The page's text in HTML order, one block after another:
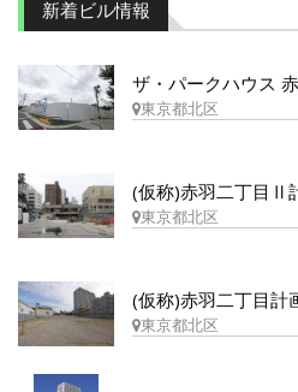
新着ビル情報
ザ・パークハウス
東京都北区
(仮称)赤羽二丁目Ⅱ
東京都北区
(仮称)赤羽二丁目計
東京都北区